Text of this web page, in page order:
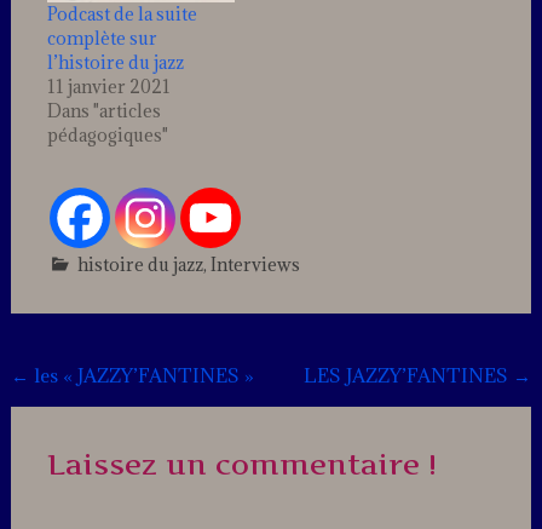
Podcast de la suite
complète sur
l’histoire du jazz
11 janvier 2021
Dans "articles
pédagogiques"
histoire du jazz, Interviews
a
Post
← les « JAZZY’FANTINES » LES JAZZY’FANTINES →
Laissez un commentaire !